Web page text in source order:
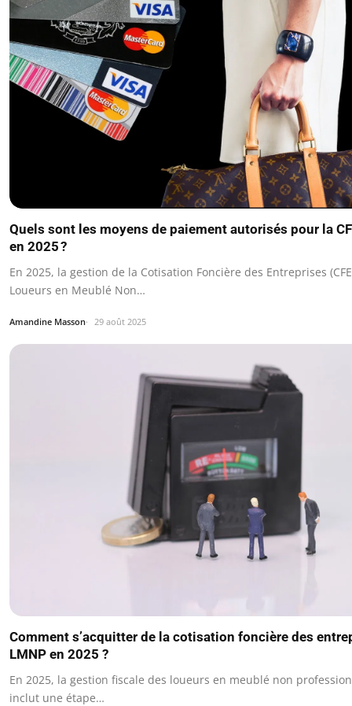
Quels sont les moyens de paiement autorisés pour la
en 2025 ?
En 2025, la gestion de la Cotisation Foncière des Entreprises
Loueurs en Meublé Non…
Amandine Masson 29 août 2025
Comment s’acquitter de la cotisation foncière des
LMNP en 2025 ?
En 2025, la gestion fiscale des loueurs en meublé non
inclut une étape…